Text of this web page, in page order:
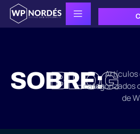
SOBRE:
BLOGArtículos
categorizados
de